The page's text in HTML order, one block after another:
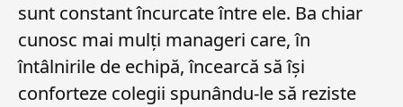
sunt constant încurcate între ele. Ba chiar
cunosc mai mulți manageri care, în
întâlnirile de echipă, încearcă să își
conforteze colegii spunându-le să reziste